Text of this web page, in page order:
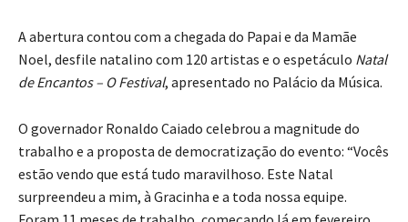
A abertura contou com a chegada do Papai e da Mamãe
Noel, desfile natalino com 120 artistas e o espetáculo Natal
de Encantos – O Festival, apresentado no Palácio da Música.
O governador Ronaldo Caiado celebrou a magnitude do
trabalho e a proposta de democratização do evento: “Vocês
estão vendo que está tudo maravilhoso. Este Natal
surpreendeu a mim, à Gracinha e a toda nossa equipe.